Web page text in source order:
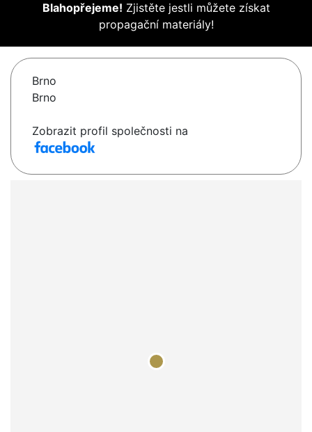
Blahopřejeme! Zjistěte jestli můžete získat
propagační materiály!
Brno
Brno
Zobrazit profil společnosti na